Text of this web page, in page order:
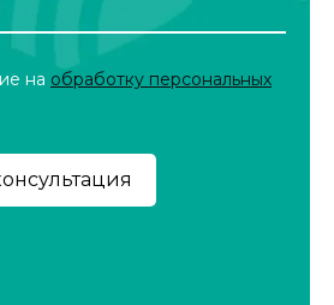
на обработку персональных